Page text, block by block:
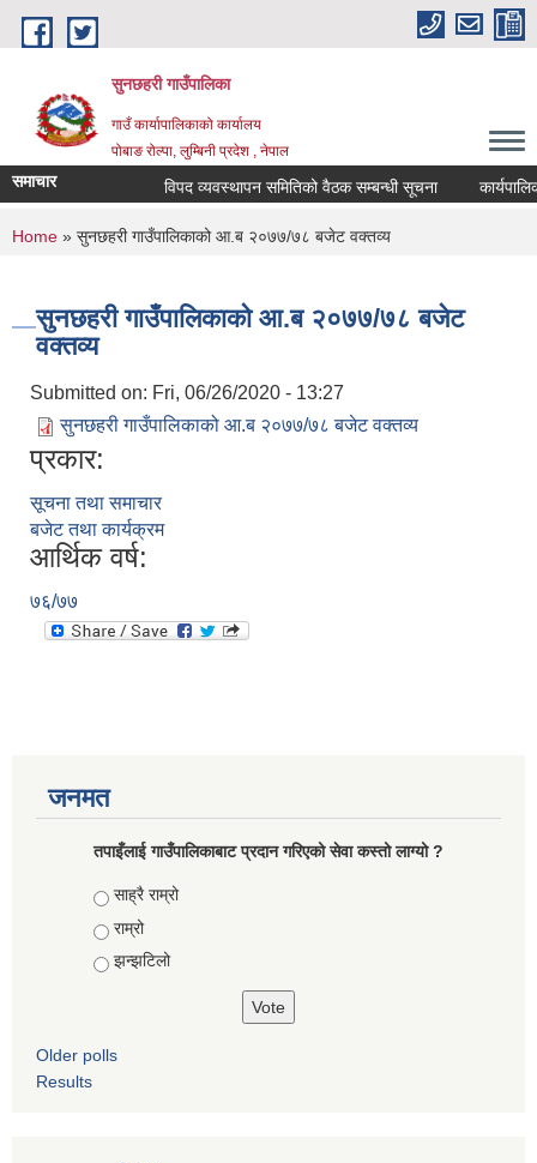
Skip to main content
सुनछहरी गाउँपालिका
गाउँ कार्यापालिकाको कार्यालय
पोबाङ रोल्पा, लुम्बिनी प्रदेश , नेपाल
समाचार विपद व्यवस्थापन समितिको वैठक सम्बन्धी सूचना
You are here
Home » सुनछहरी गाउँपालिकाको आ.ब २०७७/७८ बजेट वक्तव्य
सुनछहरी गाउँपालिकाको आ.ब २०७७/७८ बजेट
वक्तव्य
Submitted on: Fri, 06/26/2020 - 13:27
सुनछहरी गाउँपालिकाको आ.ब २०७७/७८ बजेट वक्तव्य
प्रकार:
सूचना तथा समाचार
बजेट तथा कार्यक्रम
आर्थिक वर्ष:
७६/७७
जनमत
तपाइँलाई गाउँपालिकाबाट प्रदान गरिएको सेवा कस्तो लाग्यो ?
Choices
साह्रै राम्रो
राम्रो
झन्झटिलो
Older polls
Results